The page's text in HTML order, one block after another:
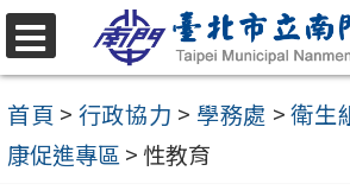
跳
至
主
要
選
單
首頁 > 行政協力 > 學務處 >衛生
康促進專區> 性教育